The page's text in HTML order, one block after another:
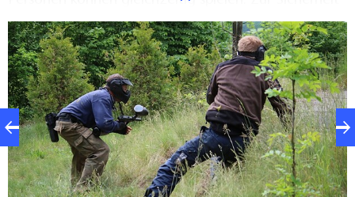
müssen auf dem Spielfeld Masken getragen werden.
Weitere Ausrüstung wie Halsschutz, Behälter zum
Nachfüllen und Brustpanzer kann vor Ort
ausgeliehen werden. Ziel des Spiels ist es,
gegnerische Spieler zu markieren und die Fahne der
anderen Mannschaft zu erobern.